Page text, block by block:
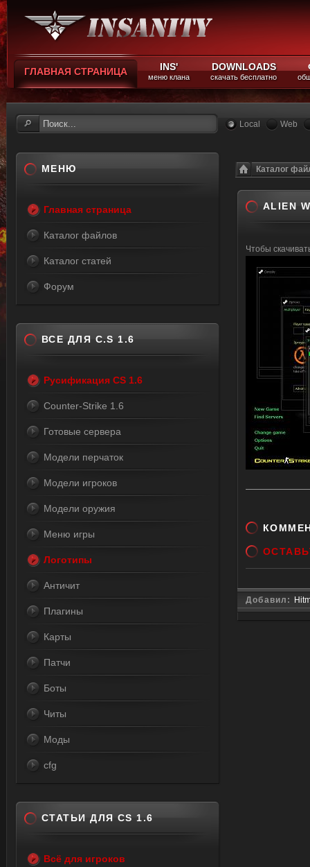
ГЛАВНАЯ СТРАНИЦА INS'
меню клана
DOWNLOADS
скачать бесплатно
Local Web
Каталог
ALIEN
Чтобы
Добавил:
МЕНЮ
Главная страница
Каталог файлов
Каталог статей
Форум
ВСЕ ДЛЯ C.S 1.6
Русификация CS 1.6
Counter-Strike 1.6
Готовые сервера
Модели перчаток
Модели игроков
Модели оружия
Меню игры
Логотипы
Античит
Плагины
Карты
Патчи
Боты
Читы
Моды
cfg
СТАТЬИ ДЛЯ CS 1.6
Всё для игроков